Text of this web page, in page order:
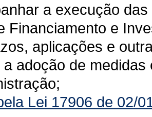
a execução
Financiamento e
aplicações e
a adoção de
Lei 17906 de 02/